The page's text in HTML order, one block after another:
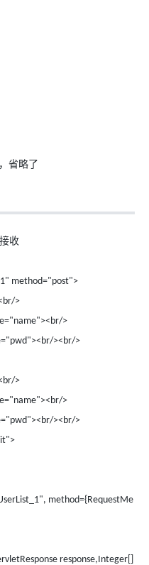
省略了
收
method="post">
>
>
><br/>
>
>
><br/>
method={RequestMe
response,Integer[]